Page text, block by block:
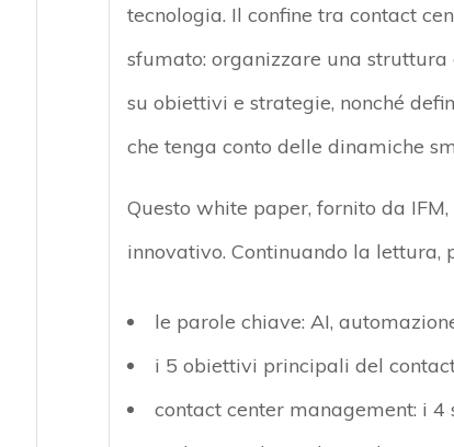
tecnologia. Il confine tra contact
sfumato: organizzare una
su obiettivi e strategie, nonché
che tenga conto delle dinamiche
Questo white paper, fornito da
innovativo. Continuando la lettura,
le parole chiave: AI,
i 5 obiettivi principali del
contact center management: i